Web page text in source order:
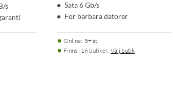
s
Sata 6 Gb/s
För bärbara datorer
Online: 5+ st
Finns i 16 butiker. Välj butik